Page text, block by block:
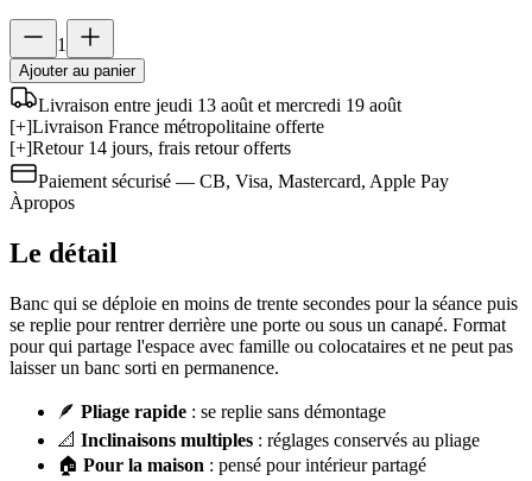
1
Ajouter au panier
Livraison entre jeudi 13 août et mercredi 19 août
[+]Livraison France métropolitaine offerte
[+]Retour 14 jours, frais retour offerts
Paiement sécurisé — CB, Visa, Mastercard, Apple Pay
Àpropos
Le détail
Banc qui se déploie en moins de trente secondes pour la séance puis
se replie pour rentrer derrière une porte ou sous un canapé. Format
pour qui partage l'espace avec famille ou colocataires et ne peut pas
laisser un banc sorti en permanence.
🪶 Pliage rapide : se replie sans démontage
📐 Inclinaisons multiples : réglages conservés au pliage
🏠 Pour la maison : pensé pour intérieur partagé